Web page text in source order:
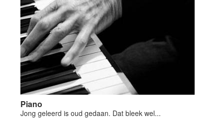
Piano
Jong geleerd is oud gedaan. Dat bleek wel...